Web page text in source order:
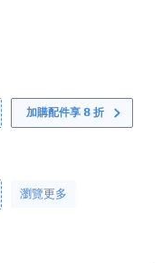
加購配件享 𝟴 折
瀏覽更多